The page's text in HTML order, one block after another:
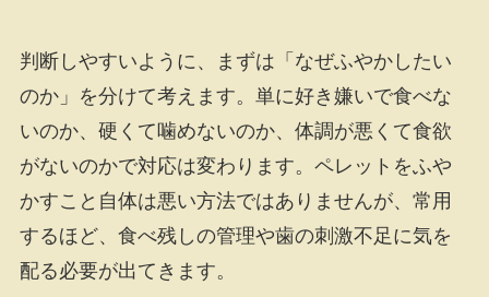
判断しやすいように、まずは「なぜふやかしたい
のか」を分けて考えます。単に好き嫌いで食べな
いのか、硬くて噛めないのか、体調が悪くて食欲
がないのかで対応は変わります。ペレットをふや
かすこと自体は悪い方法ではありませんが、常用
するほど、食べ残しの管理や歯の刺激不足に気を
配る必要が出てきます。